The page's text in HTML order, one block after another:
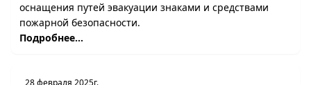
оснащения путей эвакуации знаками и средствами
пожарной безопасности.
Подробнее...
28 февраля 2025г.